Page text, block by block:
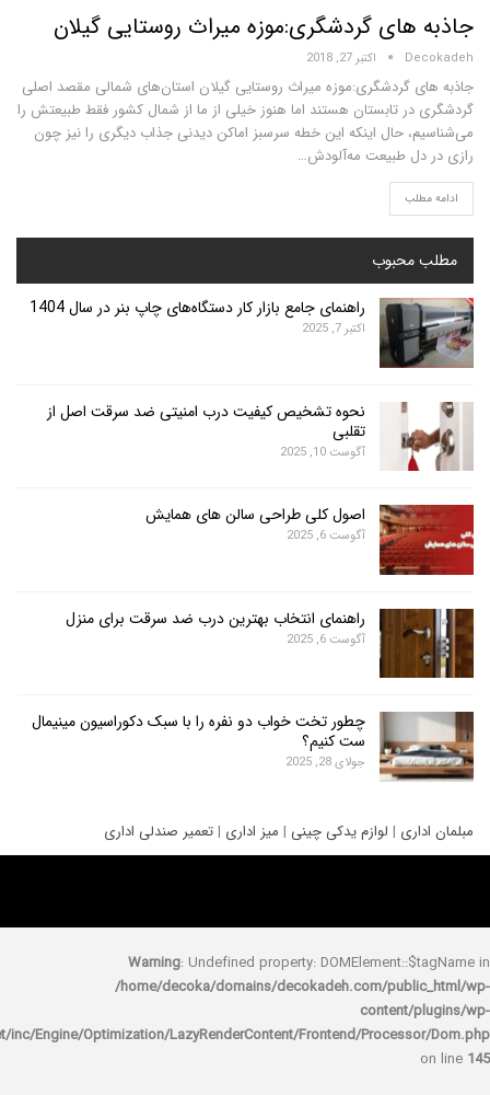
گردشگری:موزه میراث روستایی گیلان
اکتبر 27, 2018
گردشگری:موزه میراث روستایی گیلان استان‌های شمالی مقصد اصلی
تابستان‌ هستند اما هنوز خیلی از ما از شمال کشور فقط طبیعتش را
حال اینکه این خطه سرسبز اماکن دیدنی جذاب دیگری را نیز چون
طبیعت مه‌آلودش…
راهنمای جامع بازار کار دستگاه‌های چاپ بنر در سال 1404
اکتبر 7, 2025
نحوه تشخیص کیفیت درب امنیتی ضد سرقت اصل از
تقلبی
آگوست 10, 2025
اصول کلی طراحی سالن های همایش
آگوست 6, 2025
راهنمای انتخاب بهترین درب ضد سرقت برای منزل
آگوست 6, 2025
چطور تخت خواب دو نفره را با سبک دکوراسیون مینیمال
ست کنیم؟
جولای 28, 2025
|لوازم یدکی چینی|میز اداری| تعمیر صندلی اداری
Warning: Undefined property:
/home/decoka/domains/decokadeh.com/
rocket/inc/Engine/Optimization/LazyRenderContent/Frontend/